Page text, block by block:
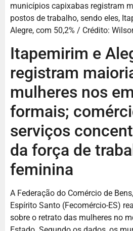
municípios capixabas registram
postos de trabalho, sendo eles,
Alegre, com 50,2% / Crédito:
Itapemirim e
registram
mulheres nos
formais;
serviços
da força de
feminina
A Federação do Comércio de
Espírito Santo (Fecomércio-ES)
sobre o retrato das mulheres no